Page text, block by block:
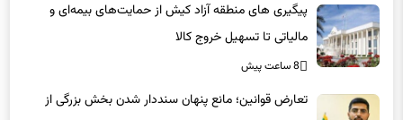
مالیاتی تا تسهیل خروج کالا
8 ساعت پیش
تعارض قوانین؛ مانع پنهان سنددار شدن بخش بزرگی از
املاک